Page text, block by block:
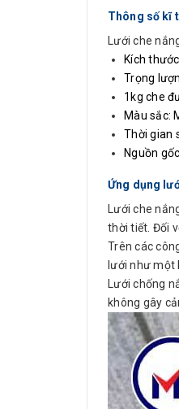
Thông số kĩ
Lưới che
Kích
Trọng
1kg che
Màu sắc:
Thời gian
Nguồn
Ứng dụng
Lưới che
thời tiết. Đối
Trên các
lưới như một
Lưới chống
không gây